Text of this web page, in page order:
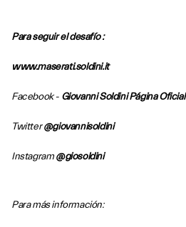
Para seguir el desafío :
www.maserati.soldini.it
Facebook - Giovanni Soldini Página Oficial
Twitter@giovannisoldini
Instagram@giosoldini
Para más información: